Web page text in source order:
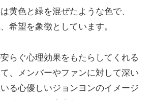
黄色と緑を混ぜたような色で、
希望を象徴としています。
らぐ心理効果をもたらしてくれる
、メンバーやファンに対して深い
る心優しいジョンヨンのイメージ